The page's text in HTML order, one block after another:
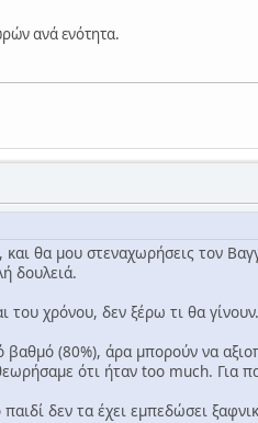
ανά ενότητα.
και θα μου στεναχωρήσεις τον
δουλειά.
χρόνου, δεν ξέρω τι θα
(80%), άρα μπορούν να
ότι ήταν too much. Για
δεν τα έχει εμπεδώσει